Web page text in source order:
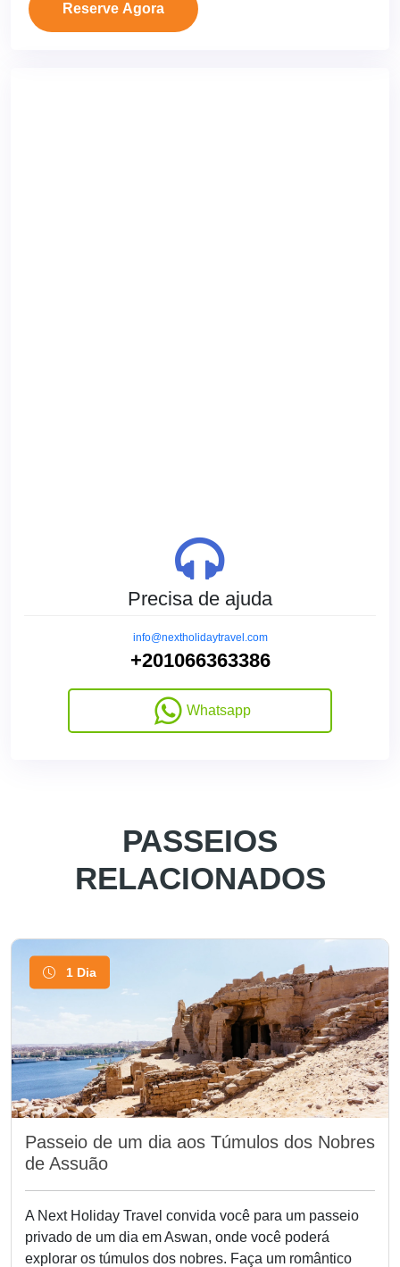
Reserve Agora
Precisa de ajuda
info@nextholidaytravel.com
+201066363386
Whatsapp
PASSEIOS
RELACIONADOS
1 Dia
Passeio de um dia aos Túmulos dos Nobres
de Assuão
A Next Holiday Travel convida você para um passeio
privado de um dia em Aswan, onde você poderá
explorar os túmulos dos nobres. Faça um romântico